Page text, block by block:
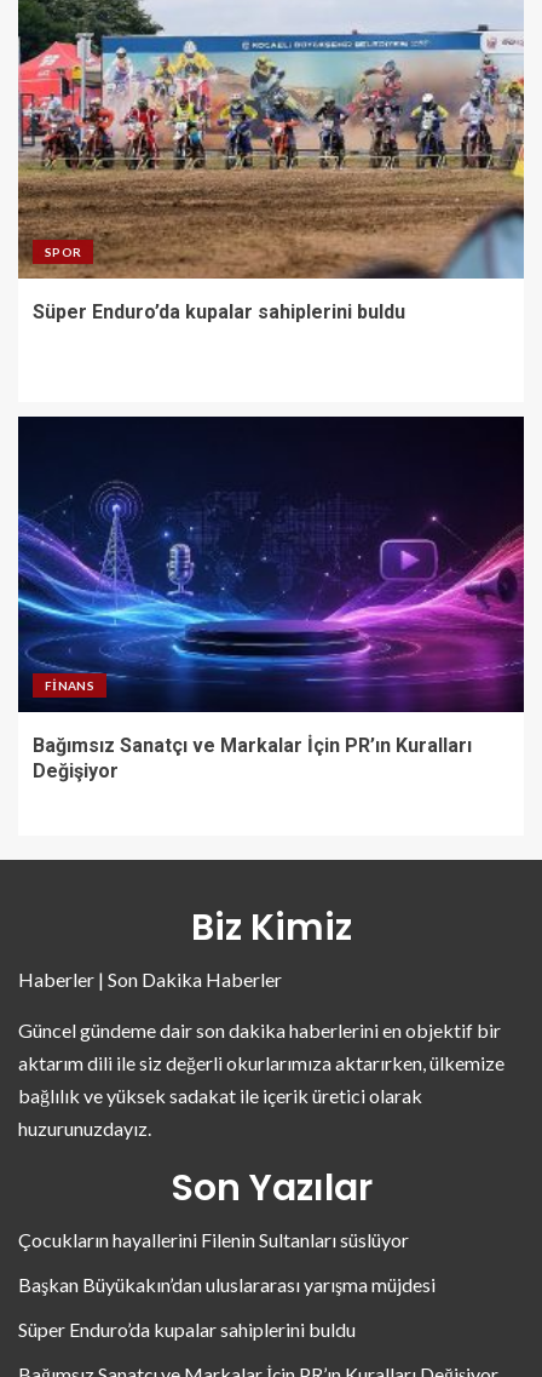
SPOR
Süper Enduro’da kupalar sahiplerini buldu
FINANS
Bağımsız Sanatçı ve Markalar İçin PR’ın Kuralları
Değişiyor
Biz Kimiz
Haberler | Son Dakika Haberler
Güncel gündeme dair son dakika haberlerini en objektif bir
aktarım dili ile siz değerli okurlarımıza aktarırken, ülkemize
bağlılık ve yüksek sadakat ile içerik üretici olarak
huzurunuzdayız.
Son Yazılar
Çocukların hayallerini Filenin Sultanları süslüyor
Başkan Büyükakın’dan uluslararası yarışma müjdesi
Süper Enduro’da kupalar sahiplerini buldu